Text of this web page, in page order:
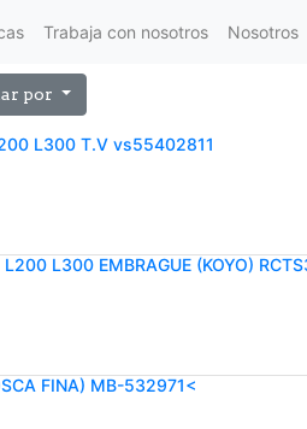
Trabaja con nosotros Nosotros
por
L300 T.V vs55402811
L300 EMBRAGUE (KOYO)
FINA) MB-532971<